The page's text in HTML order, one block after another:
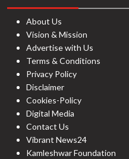
About Us
Vision & Mission
Advertise with Us
Terms & Conditions
Privacy Policy
Disclaimer
Cookies-Policy
Digital Media
Contact Us
Vibrant News24
Kamleshwar Foundation